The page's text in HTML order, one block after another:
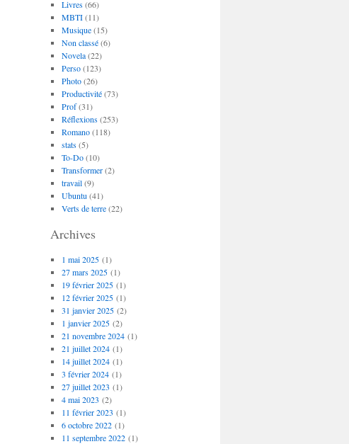
Livres(66)
MBTI(11)
Musique(15)
Non classé(6)
Novela(22)
Perso(123)
Photo(26)
Productivité(73)
Prof(31)
Réflexions(253)
Romano(118)
stats(5)
To-Do(10)
Transformer(2)
travail(9)
Ubuntu (41)
Verts de terre(22)
Archives
1 mai 2025(1)
27 mars 2025(1)
19 février 2025(1)
12 février 2025(1)
31 janvier 2025(2)
1 janvier 2025(2)
21 novembre 2024(1)
21 juillet 2024(1)
14 juillet 2024(1)
3 février 2024(1)
27 juillet 2023 (1)
4 mai 2023 (2)
11 février 2023 (1)
6 octobre 2022(1)
11 septembre 2022(1)